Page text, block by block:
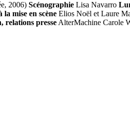
2006) Scénographie Lisa Navarro
mise en scène Elios Noël et Laure
relations presse AlterMachine Carole